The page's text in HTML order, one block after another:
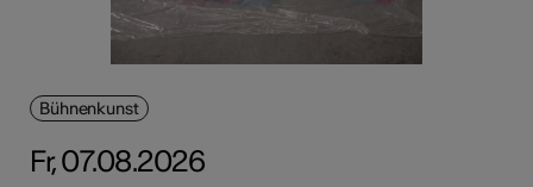
Bühnenkunst
Fr, 07.08.2026